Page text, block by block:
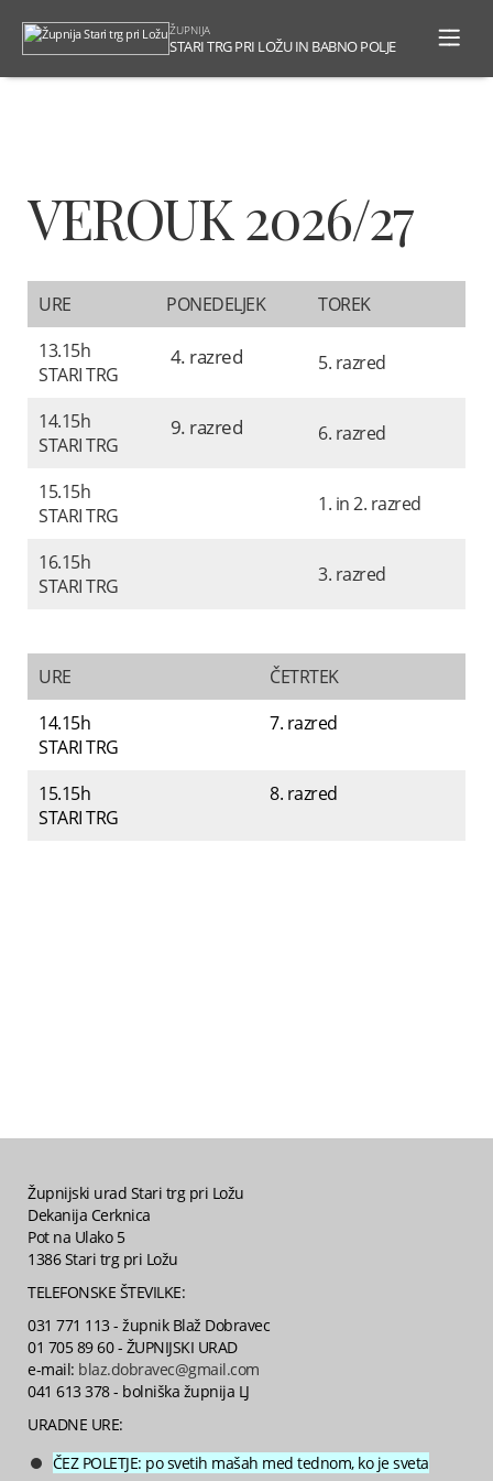
ŽUPNIJA
STARI TRG PRI LOŽU IN BABNO POLJE
VEROUK 2026/27
URE PONEDELJEK
TOREK
13.15h
STARI TRG
4. razred 5. razred
14.15h
STARI TRG
9. razred 6. razred
15.15h
STARI TRG
1. in 2. razred
16.15h
STARI TRG
3. razred
URE
ČETRTEK
14.15h
STARI TRG
7. razred
15.15h
STARI TRG
8. razred
Župnijski urad Stari trg pri Ložu
Dekanija Cerknica
Pot na Ulako 5
1386 Stari trg pri Ložu
TELEFONSKE ŠTEVILKE:
031 771 113 - župnik Blaž Dobravec
01 705 89 60 - ŽUPNIJSKI URAD
e-mail: blaz.dobravec@gmail.com
041 613 378 - bolniška župnija LJ
URADNE URE:
ČEZ POLETJE: po svetih mašah med tednom, ko je sveta